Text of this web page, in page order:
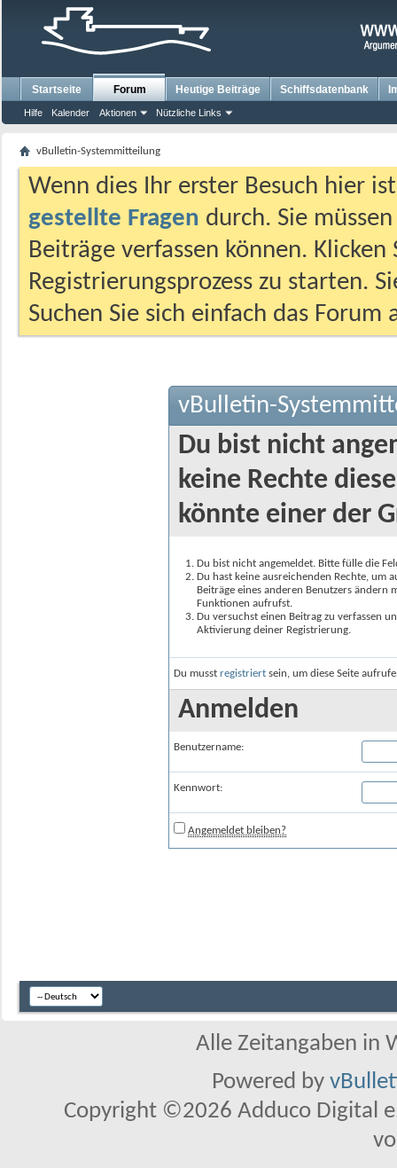
Startseite Forum
Hilfe Kalender Aktionen Nützliche Links
Heutige Beiträge Schiffsdatenbank
vBulletin-Systemmitteilung
Wenn dies Ihr erster Besuch hier
gestellte Fragen durch. Sie
Beiträge verfassen können.
Registrierungsprozess zu starten.
Suchen Sie sich einfach das
vBulletin-
Du bist nicht
keine Rechte
könnte einer der
Du bist nicht angemeldet. Bitte fülle die
Du hast keine ausreichenden Rechte, um
Beiträge eines anderen Benutzers
Funktionen aufrufst.
Du versuchst einen Beitrag zu verfassen
Aktivierung deiner Registrierung.
Du musst registriert sein, um diese Seite
Anmelden
Benutzername:
Kennwort:
Angemeldet bleiben?
Alle Zeitangaben in
Powered by
Copyright ©2026 Adduco Digital